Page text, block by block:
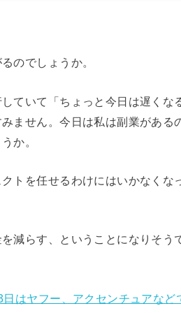
のでしょうか。
ていて「ちょっと今日は遅くな
ません。今日は私は副業がある
か。
トを任せるわけにはいかなくな
減らす、ということになりそう
はヤフー、アクセンチュアなど